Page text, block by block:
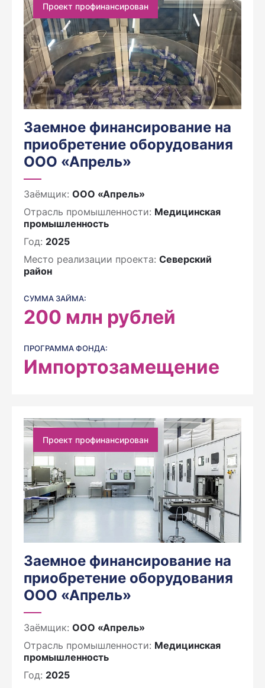
Проект профинансирован
Заемное финансирование на
приобретение оборудования
ООО «Апрель»
Заёмщик: ООО «Апрель»
Отрасль промышленности: Медицинская
промышленность
Год: 2025
Место реализации проекта: Северский
район
СУММА ЗАЙМА:
200 млн рублей
ПРОГРАММА ФОНДА:
Импортозамещение
Проект профинансирован
Заемное финансирование на
приобретение оборудования
ООО «Апрель»
Заёмщик: ООО «Апрель»
Отрасль промышленности: Медицинская
промышленность
Год: 2025